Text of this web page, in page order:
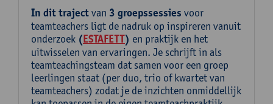
In dit trajectvan 3 groepssessies voor
teamteachers ligt de nadruk op inspireren vanuit
onderzoek (ESTAFETT) en praktijk en het
uitwisselen van ervaringen. Je schrijft in als
teamteachingsteam dat samen voor een groep
leerlingen staat (per duo, trio of kwartet van
teamteachers) zodat je de inzichten onmiddellijk